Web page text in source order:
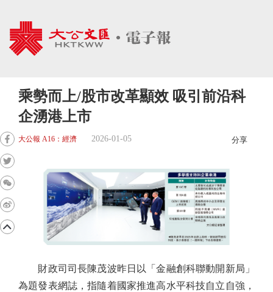
乘勢而上/股市改革顯效 吸引前沿科
企湧港上市
大公報 A16：經濟 2026-01-05 分享
財政司司長陳茂波昨日以「金融創科聯動開新局」
為題發表網誌，指隨着國家推進高水平科技自立自強，